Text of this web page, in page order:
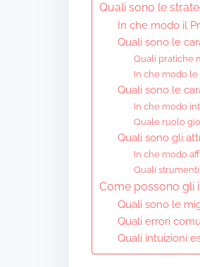
Quali sono le
In che modo il
Quali sono le
Quali pratiche
In che modo
Quali sono le
In che modo
Quale ruolo
Quali sono gli
In che modo
Quali
Come possono gli
Quali sono le
Quali errori
Quali intuizioni